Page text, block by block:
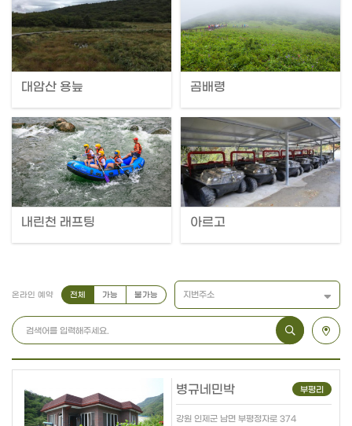
대암산 용늪 곰배령
내린천 래프팅 아르고
온라인 예약 전체 가능 불가능 지번주소
병규네민박 부평리
강원 인제군 남면 부평정자로 374